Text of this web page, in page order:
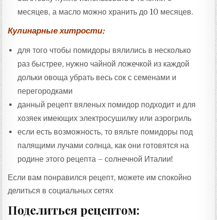
месяцев, а масло можно хранить до 10 месяцев.
Кулинарные хитрости:
для того чтобы помидоры вялились в несколько
раз быстрее, нужно чайной ложечкой из каждой
дольки овоща убрать весь сок с семенами и
перегородками
данный рецепт вяленых помидор подходит и для
хозяек имеющих электросушилку или аэрогриль
если есть возможность, то вяльте помидоры под
палящими лучами солнца, как они готовятся на
родине этого рецепта – солнечной Италии!
Если вам понравился рецепт, можете им спокойно
делиться в социальных сетях
Поделиться рецептом: